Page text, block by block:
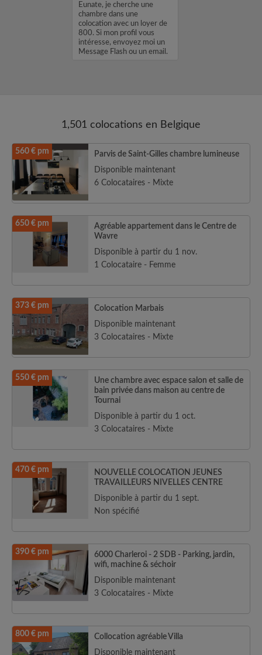
Eunate, je cherche une
chambre dans une
colocation avec un loyer de
800. Si mon profil vous
intéresse, envoyez moi un
Message Flash ou un email.
1,501 colocations en Belgique
560 € pm
Parvis de Saint-Gilles chambre lumineuse
Disponible maintenant
6 Colocataires - Mixte
650 € pm
Agréable appartement dans le Centre de
Wavre
Disponible à partir du 1 nov.
1 Colocataire - Femme
373 € pm
Colocation Marbais
Disponible maintenant
3 Colocataires - Mixte
550 € pm
Une chambre avec espace salon et salle de
bain privée dans maison au centre de
Tournai
Disponible à partir du 1 oct.
3 Colocataires - Mixte
470 € pm
NOUVELLE COLOCATION JEUNES
TRAVAILLEURS NIVELLES CENTRE
Disponible à partir du 1 sept.
Non spécifié
390 € pm
6000 Charleroi - 2 SDB - Parking, jardin,
wifi, machine & séchoir
Disponible maintenant
3 Colocataires - Mixte
800 € pm
Collocation agréable Villa
Disponible maintenant